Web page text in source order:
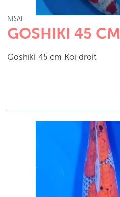
NISAI
GOSHIKI 45 CM
Goshiki 45 cm Koï droit